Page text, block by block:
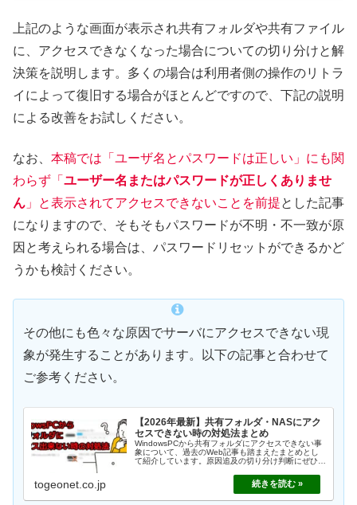
上記のような画面が表示され共有フォルダや共有ファイル
に、アクセスできなくなった場合についての切り分けと解
決策を説明します。多くの場合は利用者側の操作のリトラ
イによって復旧する場合がほとんどですので、下記の説明
による改善をお試しください。
なお、 本稿では「ユーザ名とパスワードは正しい」にも関
わらず「 ユーザー名またはパスワードが正しくありませ
ん 」と表示されてアクセスできないことを前提とした記事
になりますので、そもそもパスワードが不明・不一致が原
因と考えられる場合は、パスワードリセットができるかど
うかも検討ください。
その他にも色々な原因でサーバにアクセスできない現
象が発生することがあります。以下の記事と合わせて
ご参考ください。
【2026年最新】共有フォルダ・NASにアク
セスできない時の対処法まとめ
WindowsPCから共有フォルダにアクセスできない事
象について、過去のWeb記事も踏まえたまとめとし
て紹介しています。原因追及の切り分け判断にぜひご
togeonet.co.jp